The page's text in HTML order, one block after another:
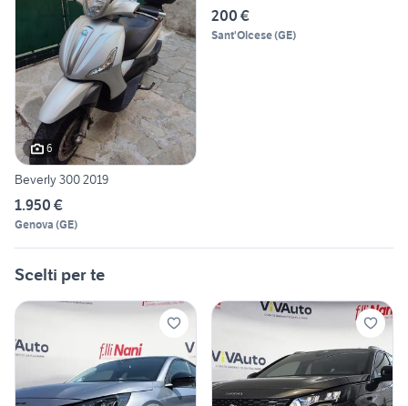
6
Beverly 300 2019
1.950 €
Genova (GE)
200 €
Sant'Olcese(GE)
Scelti per te